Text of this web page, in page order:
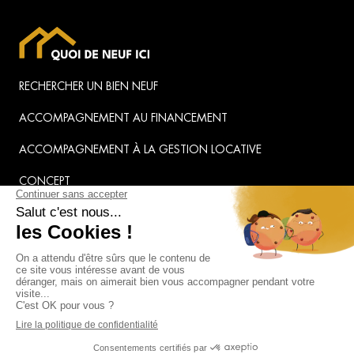
RECHERCHER UN BIEN NEUF
ACCOMPAGNEMENT AU FINANCEMENT
ACCOMPAGNEMENT À LA GESTION LOCATIVE
CONCEPT
ACTUALITÉS
Mentions légales